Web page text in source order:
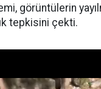
görüntülerin
tepkisini çekti.